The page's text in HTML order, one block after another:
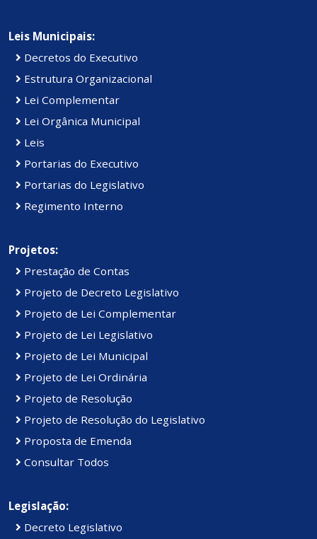
Leis Municipais:
Decretos do Executivo
Estrutura Organizacional
Lei Complementar
Lei Orgânica Municipal
Leis
Portarias do Executivo
Portarias do Legislativo
Regimento Interno
Projetos:
Prestação de Contas
Projeto de Decreto Legislativo
Projeto de Lei Complementar
Projeto de Lei Legislativo
Projeto de Lei Municipal
Projeto de Lei Ordinária
Projeto de Resolução
Projeto de Resolução do Legislativo
Proposta de Emenda
Consultar Todos
Legislação:
Decreto Legislativo